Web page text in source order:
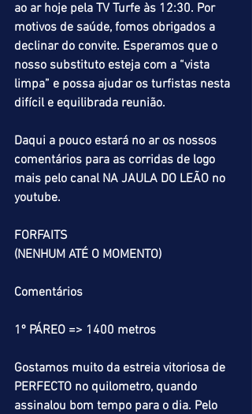
ao ar hoje pela TV Turfe às 12:30. Por
motivos de saúde, fomos obrigados a
declinar do convite. Esperamos que o
nosso substituto esteja com a “vista
limpa” e possa ajudar os turfistas nesta
difícil e equilibrada reunião.
Daqui a pouco estará no ar os nossos
comentários para as corridas de logo
mais pelo canal NA JAULA DO LEÃO no
youtube.
FORFAITS
(NENHUM ATÉ O MOMENTO)
Comentários
1º PÁREO => 1400 metros
Gostamos muito da estreia vitoriosa de
PERFECTO no quilometro, quando
assinalou bom tempo para o dia. Pelo